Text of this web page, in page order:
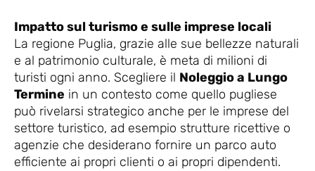
Impatto sul turismo e sulle imprese locali
La regione Puglia, grazie alle sue bellezze naturali
e al patrimonio culturale, è meta di milioni di
turisti ogni anno. Scegliere il Noleggio a Lungo
Termine in un contesto come quello pugliese
può rivelarsi strategico anche per le imprese del
settore turistico, ad esempio strutture ricettive o
agenzie che desiderano fornire un parco auto
efficiente ai propri clienti o ai propri dipendenti.